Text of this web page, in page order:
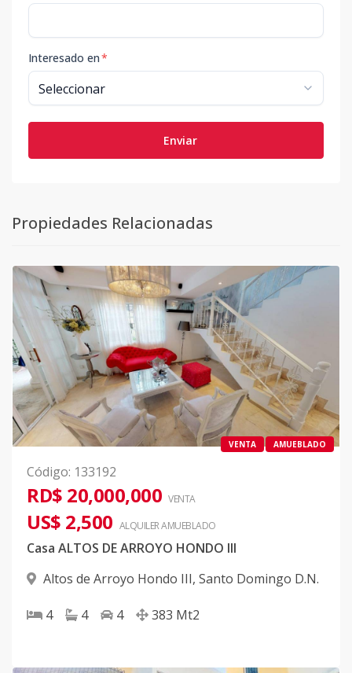
Interesado en*
Enviar
Propiedades Relacionadas
VENTA AMUEBLADO
Código: 133192
RD$ 20,000,000 VENTA
US$ 2,500 ALQUILERAMUEBLADO
Casa ALTOS DE ARROYO HONDO III
Altos de Arroyo Hondo III, Santo Domingo D.N.
4 4 4 383 Mt2